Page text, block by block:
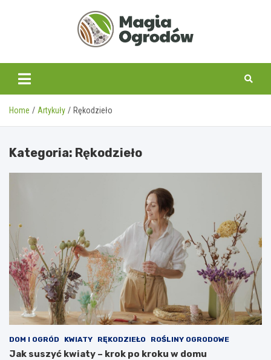
magiaogrodow.pl
Home Artykuły Rękodzieło
Kategoria: Rękodzieło
DOM I OGRÓD KWIATY RĘKODZIEŁO ROŚLINY OGRODOWE
Jak suszyć kwiaty – krok po kroku w domu